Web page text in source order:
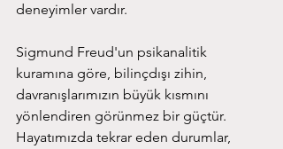
deneyimler vardır.
Sigmund Freud'un psikanalitik
kuramına göre, bilinçdışı zihin,
davranışlarımızın büyük kısmını
yönlendiren görünmez bir güçtür.
Hayatımızda tekrar eden durumlar,